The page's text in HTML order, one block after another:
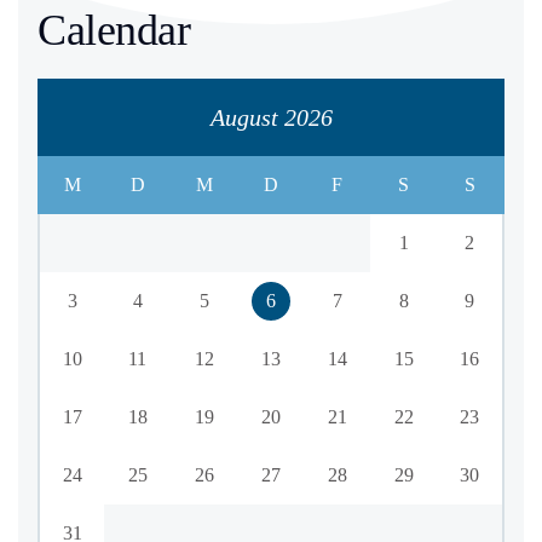
Calendar
August 2026
M D M D F S S
1 2
3 4 5 6 7 8 9
10 11 12 13 14 15 16
17 18 19 20 21 22 23
24 25 26 27 28 29 30
31